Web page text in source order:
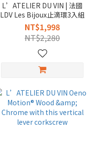
L’ATELIER DU VIN | 法國
LDV Les Bijoux止滴環3入組
NT$1,998
NT$2,280